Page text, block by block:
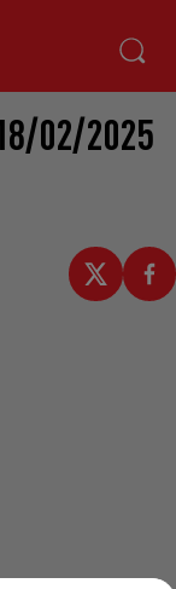
02/2025